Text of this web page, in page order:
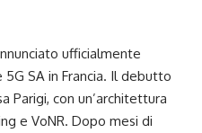
ufficialmente
SA in Francia. Il debutto
Parigi, con un’architettura
e VoNR. Dopo mesi di